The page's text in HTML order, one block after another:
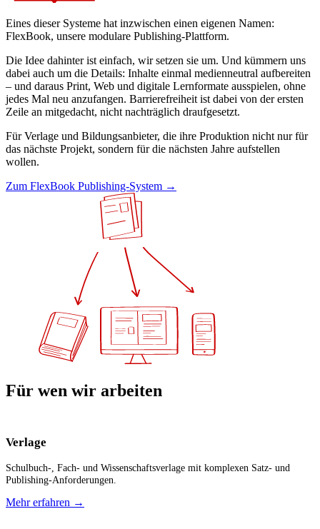
Eines dieser Systeme hat inzwischen einen eigenen Namen:
FlexBook, unsere modulare Publishing-Plattform.
Die Idee dahinter ist einfach, wir setzen sie um. Und kümmern uns
dabei auch um die Details: Inhalte einmal medienneutral aufbereiten
– und daraus Print, Web und digitale Lernformate ausspielen, ohne
jedes Mal neu anzufangen. Barrierefreiheit ist dabei von der ersten
Zeile an mitgedacht, nicht nachträglich draufgesetzt.
Für Verlage und Bildungsanbieter, die ihre Produktion nicht nur für
das nächste Projekt, sondern für die nächsten Jahre aufstellen
wollen.
Zum FlexBook Publishing-System →
Für wen wir arbeiten
Verlage
Schulbuch-, Fach- und Wissenschaftsverlage mit komplexen Satz- und
Publishing-Anforderungen.
Mehr erfahren →